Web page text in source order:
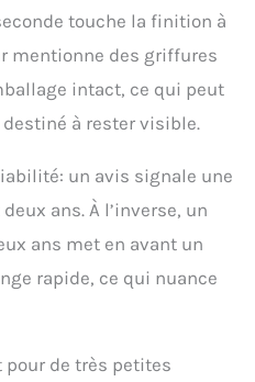
touche la finition à
mentionne des griffures
intact, ce qui peut
à rester visible.
un avis signale une
ans. À l’inverse, un
ans met en avant un
rapide, ce qui nuance
pour de très petites